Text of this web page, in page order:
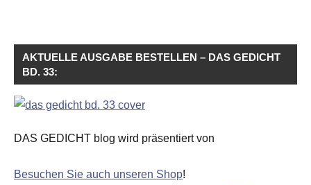
AKTUELLE AUSGABE BESTELLEN – DAS GEDICHT
BD. 33:
DAS GEDICHT blog wird präsentiert von
Besuchen Sie auch unseren Shop!